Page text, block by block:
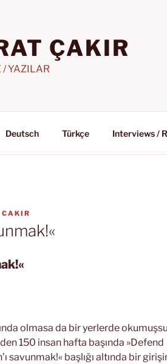
ÇAKIR
/ YAZILAR
Deutsch Türkçe Interviews /
olmasa da bir yerlerde
150 insan hafta başında »Defend
savunmak!« başlığı altında bir